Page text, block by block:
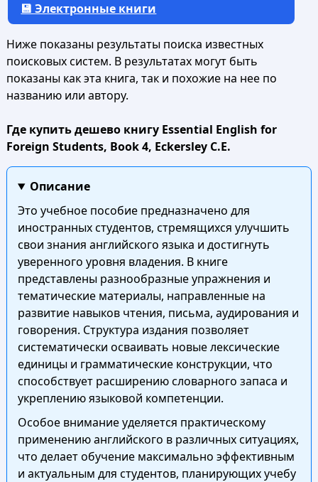
💾 Электронные книги
Ниже показаны результаты поиска известных
поисковых систем. В результатах могут быть
показаны как эта книга, так и похожие на нее по
названию или автору.
Где купить дешево книгу Essential English for
Foreign Students, Book 4, Eckersley C.E.
Описание
Это учебное пособие предназначено для
иностранных студентов, стремящихся улучшить
свои знания английского языка и достигнуть
уверенного уровня владения. В книге
представлены разнообразные упражнения и
тематические материалы, направленные на
развитие навыков чтения, письма, аудирования и
говорения. Структура издания позволяет
систематически осваивать новые лексические
единицы и грамматические конструкции, что
способствует расширению словарного запаса и
укреплению языковой компетенции.
Особое внимание уделяется практическому
применению английского в различных ситуациях,
что делает обучение максимально эффективным
и актуальным для студентов, планирующих учебу